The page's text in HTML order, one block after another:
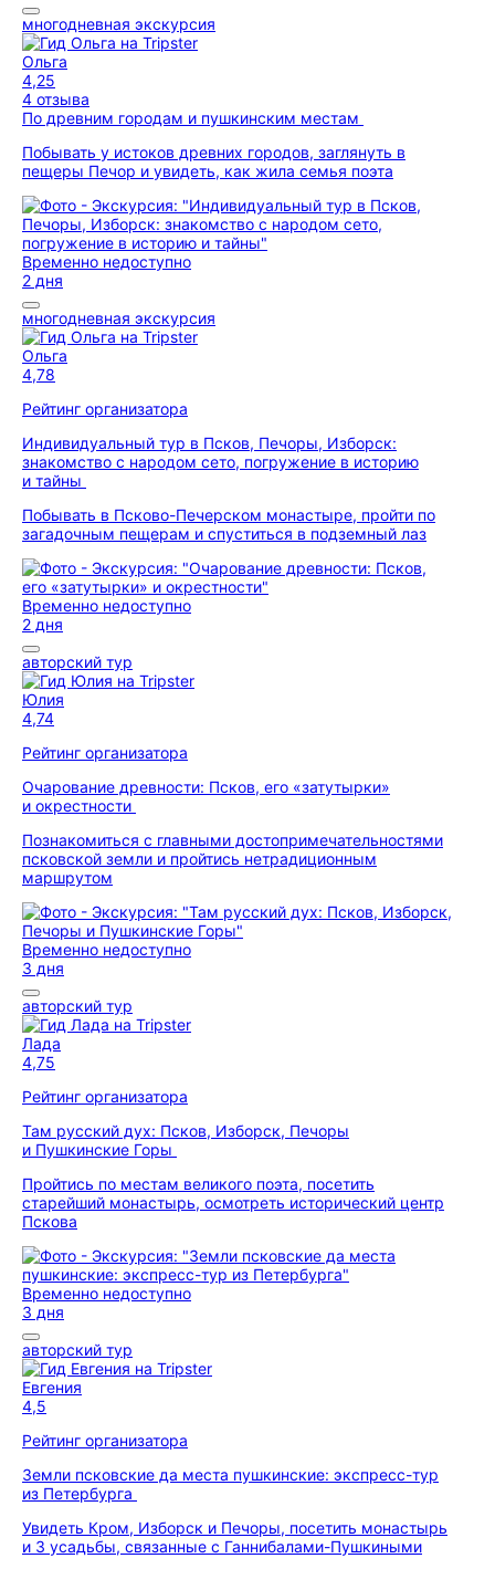
многодневная экскурсия
Ольга
4,25
4 отзыва
По древним городам и пушкинским местам
Побывать у истоков древних городов, заглянуть в
пещеры Печор и увидеть, как жила семья поэта
Временно недоступно
2 дня
многодневная экскурсия
Ольга
4,78
Рейтинг организатора
Индивидуальный тур в Псков, Печоры, Изборск:
знакомство с народом сето, погружение в историю
и тайны
Побывать в Псково-Печерском монастыре, пройти по
загадочным пещерам и спуститься в подземный лаз
Временно недоступно
2 дня
авторский тур
Юлия
4,74
Рейтинг организатора
Очарование древности: Псков, его «затутырки»
и окрестности
Познакомиться с главными достопримечательностями
псковской земли и пройтись нетрадиционным
маршрутом
Временно недоступно
3 дня
авторский тур
Лада
4,75
Рейтинг организатора
Там русский дух: Псков, Изборск, Печоры
и Пушкинские Горы
Пройтись по местам великого поэта, посетить
старейший монастырь, осмотреть исторический центр
Пскова
Временно недоступно
3 дня
авторский тур
Евгения
4,5
Рейтинг организатора
Земли псковские да места пушкинские: экспресс-тур
из Петербурга
Увидеть Кром, Изборск и Печоры, посетить монастырь
и 3 усадьбы, связанные с Ганнибалами-Пушкиными